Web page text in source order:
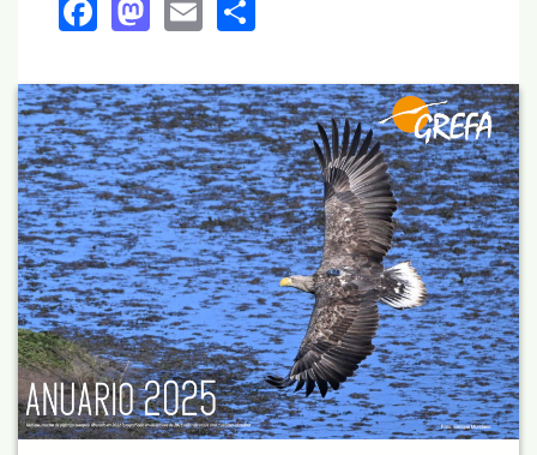
Facebook
Mastodon
Email